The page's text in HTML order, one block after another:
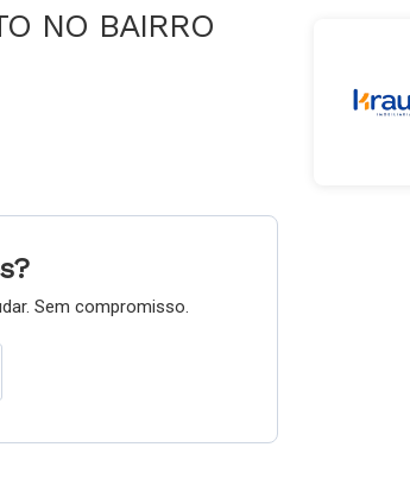
NO BAIRRO
Sem compromisso.